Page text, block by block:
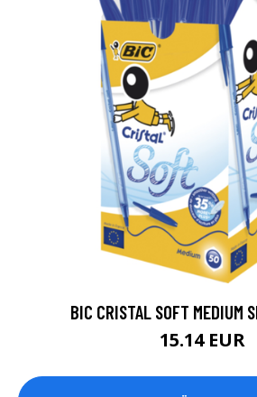
BIC CRISTAL SOFT MEDIUM
15.14 EUR